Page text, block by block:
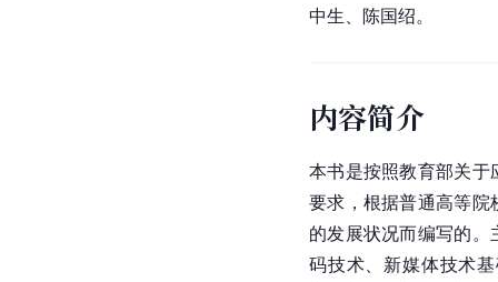
中生、陈国绍。
内容简介
本书是按照教育部关
要求，根据普通高等院
的发展状况而编写的
码技术、新媒体技术